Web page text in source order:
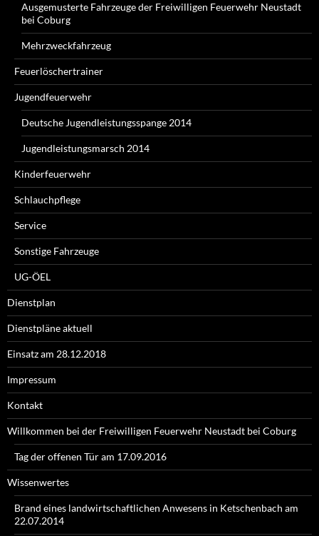
Ausgemusterte Fahrzeuge der Freiwilligen Feuerwehr Neustadt
bei Coburg
Mehrzweckfahrzeug
Feuerlöschertrainer
Jugendfeuerwehr
Deutsche Jugendleistungsspange 2014
Jugendleistungsmarsch 2014
Kinderfeuerwehr
Schlauchpflege
Service
Sonstige Fahrzeuge
UG-ÖEL
Dienstplan
Dienstpläne aktuell
Einsatz am 28.12.2018
Impressum
Kontakt
Willkommen bei der Freiwilligen Feuerwehr Neustadt bei Coburg
Tag der offenen Tür am 17.09.2016
Wissenwertes
Brand eines landwirtschaftlichen Anwesens in Ketschenbach am
22.07.2014